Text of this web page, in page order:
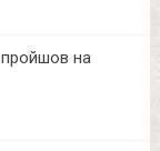
пройшов на